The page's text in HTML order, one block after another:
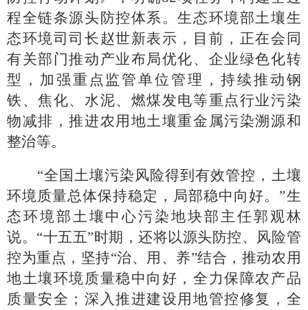
程全链条源头防控体系。生态环境部土壤生
态环境司司长赵世新表示，目前，正在会同
有关部门推动产业布局优化、企业绿色化转
型，加强重点监管单位管理，持续推动钢
铁、焦化、水泥、燃煤发电等重点行业污染
物减排，推进农用地土壤重金属污染溯源和
整治等。
“全国土壤污染风险得到有效管控，土壤
环境质量总体保持稳定，局部稳中向好。”生
态环境部土壤中心污染地块部主任郭观林
说。“十五五”时期，还将以源头防控、风险管
控为重点，坚持“治、用、养”结合，推动农用
地土壤环境质量稳中向好，全力保障农产品
质量安全；深入推进建设用地管控修复，全